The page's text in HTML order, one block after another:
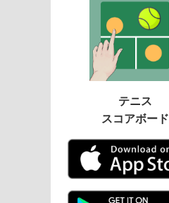
テニス
スコアボード